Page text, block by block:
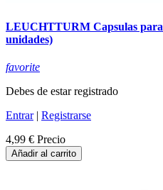
LEUCHTTURM Capsulas para
unidades)
favorite
Debes de estar registrado
Entrar| Registrarse
4,99 € Precio
Añadir al carrito